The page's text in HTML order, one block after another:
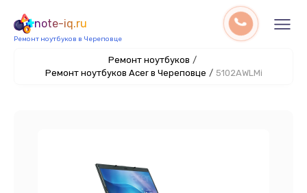
note-iq.ru
Ремонт ноутбуков в Череповце
Ремонт ноутбуков /
Ремонт ноутбуков Acer в Череповце / 5102AWLMi